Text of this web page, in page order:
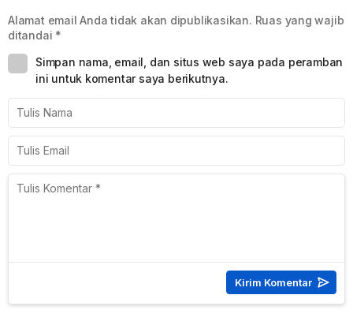
Alamat email Anda tidak akan dipublikasikan. Ruas yang wajib
ditandai *
Simpan nama, email, dan situs web saya pada peramban
ini untuk komentar saya berikutnya.